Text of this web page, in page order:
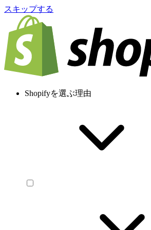
スキップする
Shopifyを選ぶ理由